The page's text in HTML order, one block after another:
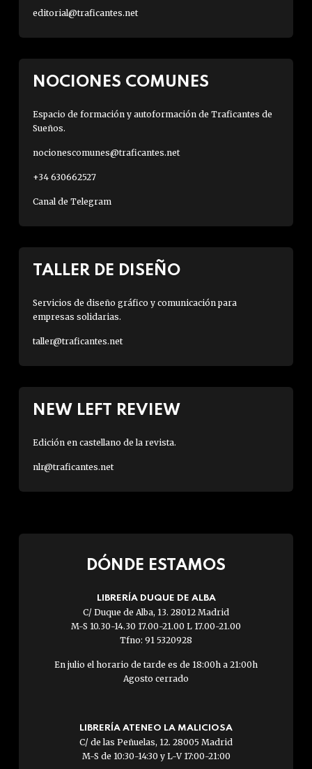
editorial@traficantes.net
NOCIONES COMUNES
Espacio de formación y autoformación de Traficantes de
Sueños.
nocionescomunes@traficantes.net
+34 630662527
Canal de Telegram
TALLER DE DISEÑO
Servicios de diseño gráfico y comunicación para
empresas solidarias.
taller@traficantes.net
NEW LEFT REVIEW
Edición en castellano de la revista.
nlr@traficantes.net
DÓNDE ESTAMOS
LIBRERÍA DUQUE DE ALBA
C/ Duque de Alba, 13. 28012 Madrid
M-S 10.30-14.30 17.00-21.00 L 17.00-21.00
Tfno: 91 5320928
En julio el horario de tarde es de 18:00h a 21:00h
Agosto cerrado
LIBRERÍA ATENEO LA MALICIOSA
C/ de las Peñuelas, 12. 28005 Madrid
M-S de 10:30-14:30 y L-V 17:00-21:00